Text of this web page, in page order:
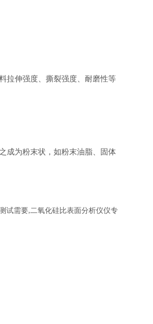
拉伸强度、撕裂强度、耐磨性等
成为粉末状，如粉末油脂、固体
试需要,二氧化硅比表面分析仪仪专